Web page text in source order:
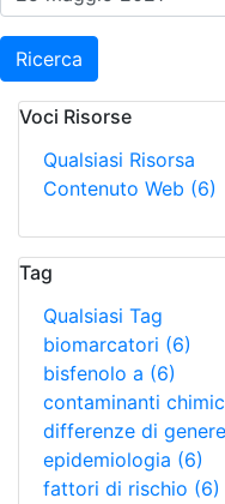
Ricerca
Voci Risorse
Qualsiasi Risorsa
Contenuto Web (6)
Tag
Qualsiasi Tag
biomarcatori (6)
bisfenolo a (6)
contaminanti
differenze di genere
epidemiologia (6)
fattori di rischio (6)